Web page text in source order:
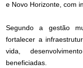
e Novo Horizonte, com
Segundo a gestão
fortalecer a
vida,
beneficiadas.